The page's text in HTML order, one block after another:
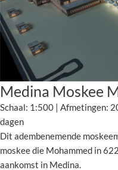
Medina Moskee
Schaal: 1:500 | Afmetingen:
dagen
Dit adembenemende
moskee die Mohammed in
aankomst in Medina.